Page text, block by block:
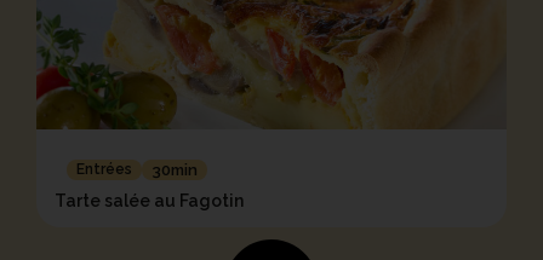
Entrées 30min
Tarte salée au Fagotin